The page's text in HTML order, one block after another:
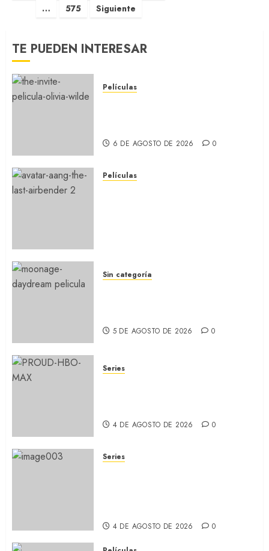
…
575 Siguiente
TE PUEDEN INTERESAR
Películas
6 DE AGOSTO DE 2026 0
Películas
Sin categoría
5 DE AGOSTO DE 2026 0
Series
4 DE AGOSTO DE 2026 0
Series
4 DE AGOSTO DE 2026 0